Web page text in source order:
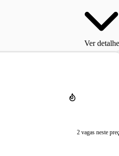
Ver
2 vagas neste